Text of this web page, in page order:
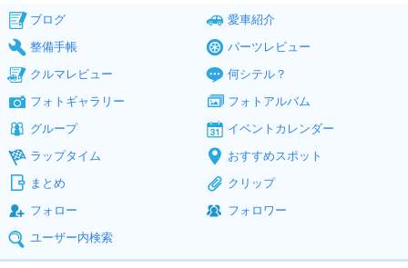
ブログ
愛車紹介
整備手帳
パーツレビュー
クルマレビュー
何シテル？
フォトギャラリー
フォトアルバム
グループ
イベントカレンダー
ラップタイム
おすすめスポット
まとめ
クリップ
フォロー
フォロワー
ユーザー内検索